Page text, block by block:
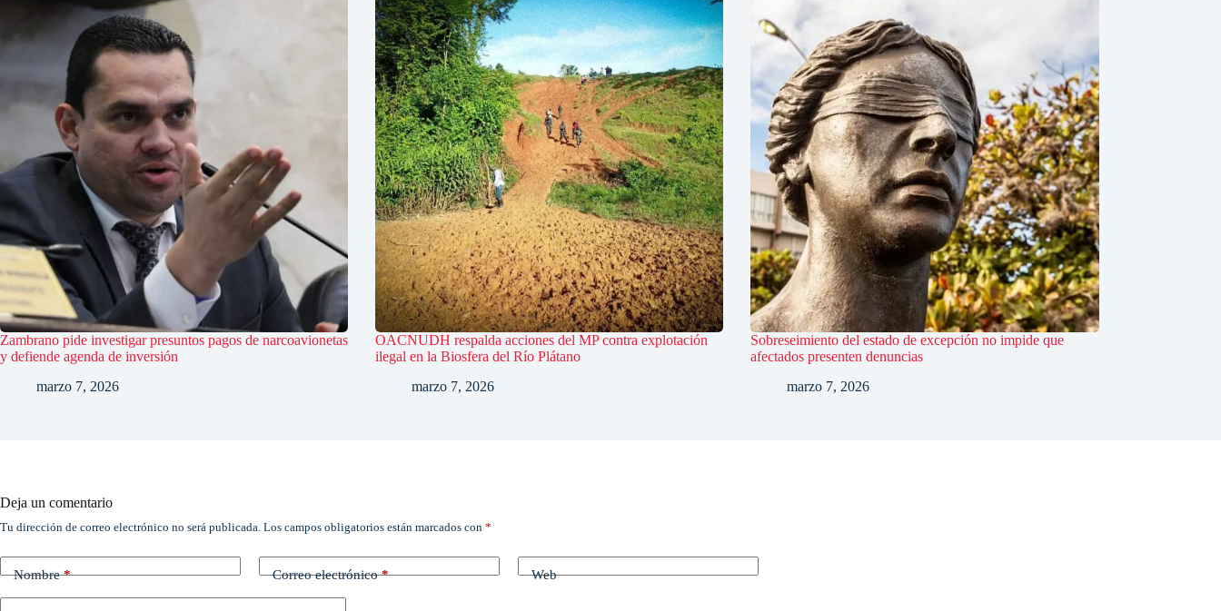
Zambrano pide investigar presuntos pagos de narcoavionetas
y defiende agenda de inversión
marzo 7, 2026
OACNUDH respalda acciones del MP contra explotación
ilegal en la Biosfera del Río Plátano
marzo 7, 2026
Sobreseimiento del estado de excepción no impide que
afectados presenten denuncias
marzo 7, 2026
Deja un comentario
Tu dirección de correo electrónico no será publicada. Los campos obligatorios están marcados con *
Nombre* Correo electrónico* Web